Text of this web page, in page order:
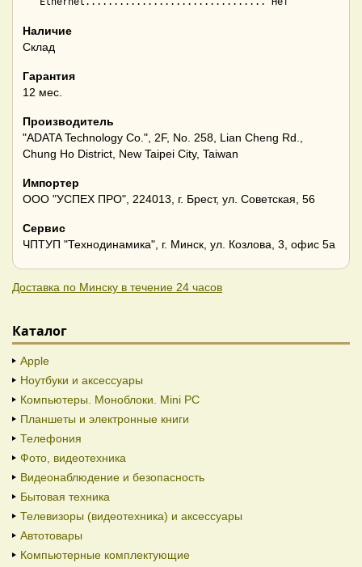
Наличие
Склад
Гарантия
12 мес.
Производитель
"ADATA Technology Co.", 2F, No. 258, Lian Cheng Rd.,
Chung Ho District, New Taipei City, Taiwan
Импортер
ООО "УСПЕХ ПРО", 224013, г. Брест, ул. Советская, 56
Сервис
ЧПТУП "Технодинамика", г. Минск, ул. Козлова, 3, офис 5а
Доставка по Минску в течение 24 часов
Каталог
Apple
Ноутбуки и аксессуары
Компьютеры. Моноблоки. Mini PC
Планшеты и электронные книги
Телефония
Фото, видеотехника
Видеонаблюдение и безопасность
Бытовая техника
Телевизоры (видеотехника) и аксессуары
Автотовары
Компьютерные комплектующие